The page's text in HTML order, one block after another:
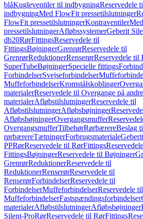
blåKugleventiler til indbygningReservedele
indbygningMed FlowFit pressetilslutninger
FlowFit pressetilslutningerKontraventiler
pressetilslutningerAfløbssystemerGeberit
db20RørFittingsReservedele til
FittingsBøjningerGrenrørReservedele til
GrenrørReduktionerRenserørReservedele til
SuperTubeBøjningerSpecielle fittings
ForbindelserSvejseforbindelser
MuffeforbindelserKromstålskoblinger
materialerReservedele til Overgange på andre
materialerAfløbstilslutningerReservedele til
AfløbstilslutningerAfløbsbøjninger
AfløbsbøjningerOvergangsmuffer
OvergangsmufferTilbehørRørbærereBeslag
rørbærereTætningerForbrugsmateriale
PPRørReservedele til RørFittings
FittingsBøjningerReservedele til Bøjninger
GrenrørReduktionerReservedele til
ReduktionerRenserørReservedele til
RenserørForbindelserReservedele til
ForbindelserMuffeforbindelserReservedele til
MuffeforbindelserFastspændingsforbindelser
materialerAfløbstilslutningerAfløbsbøjninger
Silent-ProRørReservedele til RørFittings